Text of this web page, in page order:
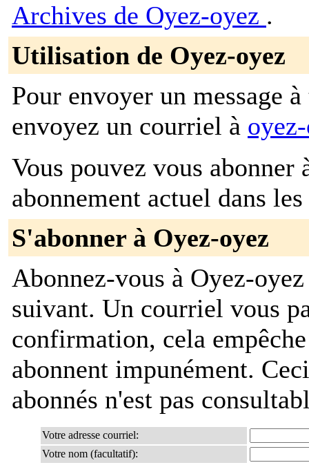
Archives de Oyez-oyez .
Utilisation de Oyez-oyez
Pour envoyer un message
envoyez un courriel à
Vous pouvez vous
abonnement actuel dans
S'abonner à Oyez-oyez
Abonnez-vous à Oyez-
suivant. Un courriel vous
confirmation, cela
abonnent impunément.
abonnés n'est pas
Votre adresse courriel:
Votre nom (facultatif):